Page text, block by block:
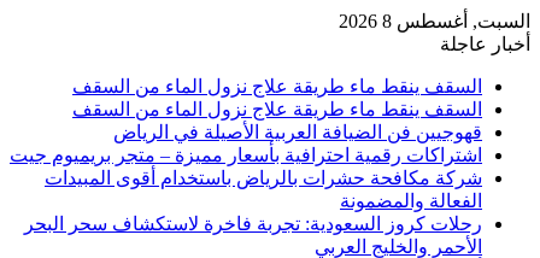
السبت, أغسطس 8 2026
أخبار عاجلة
السقف ينقط ماء طريقة علاج نزول الماء من السقف
السقف ينقط ماء طريقة علاج نزول الماء من السقف
قهوجيين فن الضيافة العربية الأصيلة في الرياض
اشتراكات رقمية احترافية بأسعار مميزة – متجر بريميوم جيت
شركة مكافحة حشرات بالرياض باستخدام أقوى المبيدات
الفعالة والمضمونة
رحلات كروز السعودية: تجربة فاخرة لاستكشاف سحر البحر
الأحمر والخليج العربي